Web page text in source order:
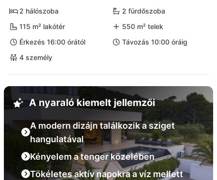
2 hálószoba
2 fürdőszoba
115 m² lakótér
550 m² telek
Érkezés 16:00 órától
Távozás 10:00 óráig
4 személy
A nyaraló kiemelt jellemzői
A modern dizájn találkozik a sziget
hangulatával
Kényelem a tenger közelében
Tökéletes aktív napokra a víz mellett